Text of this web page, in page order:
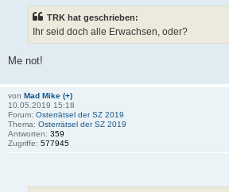
TRK hat geschrieben:
Ihr seid doch alle Erwachsen, oder?
Me not!
von Mad Mike (+)
10.05.2019 15:18
Forum: Osterrätsel der SZ 2019
Thema: Osterrätsel der SZ 2019
Antworten: 359
Zugriffe: 577945